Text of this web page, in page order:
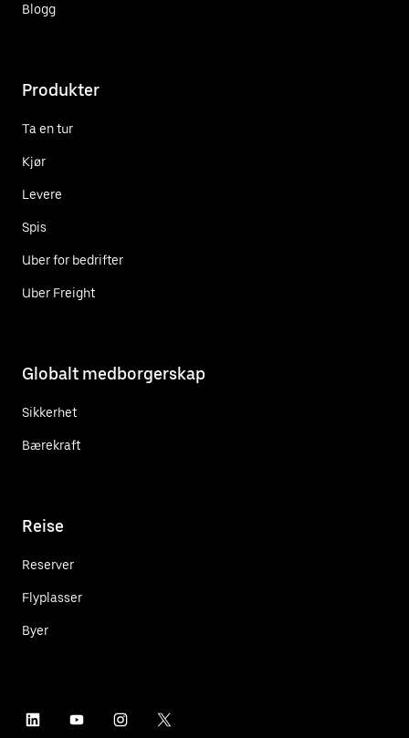
Blogg
Produkter
Ta en tur
Kjør
Levere
Spis
Uber for bedrifter
Uber Freight
Globalt medborgerskap
Sikkerhet
Bærekraft
Reise
Reserver
Flyplasser
Byer